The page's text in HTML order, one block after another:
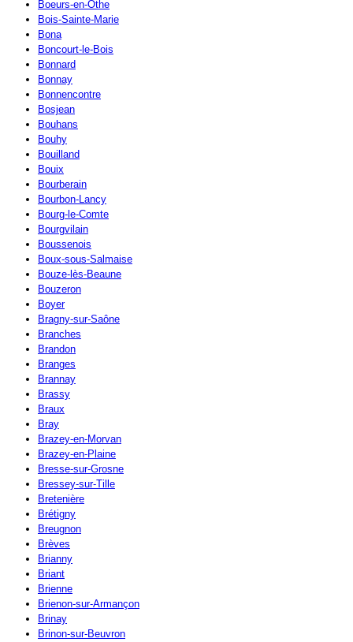
Boeurs-en-Othe
Bois-Sainte-Marie
Bona
Boncourt-le-Bois
Bonnard
Bonnay
Bonnencontre
Bosjean
Bouhans
Bouhy
Bouilland
Bouix
Bourberain
Bourbon-Lancy
Bourg-le-Comte
Bourgvilain
Boussenois
Boux-sous-Salmaise
Bouze-lès-Beaune
Bouzeron
Boyer
Bragny-sur-Saône
Branches
Brandon
Branges
Brannay
Brassy
Braux
Bray
Brazey-en-Morvan
Brazey-en-Plaine
Bresse-sur-Grosne
Bressey-sur-Tille
Bretenière
Brétigny
Breugnon
Brèves
Brianny
Briant
Brienne
Brienon-sur-Armançon
Brinay
Brinon-sur-Beuvron